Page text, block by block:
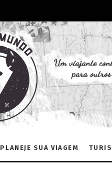
PLANEJE SUA VIAGEM